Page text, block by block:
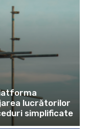
lucrătorilor
simplificate